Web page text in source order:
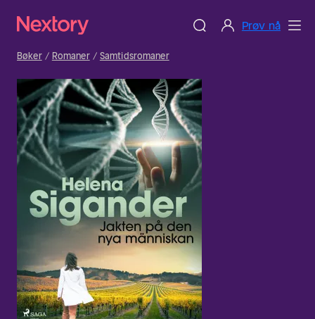
Prøv nå
Bøker Romaner Samtidsromaner